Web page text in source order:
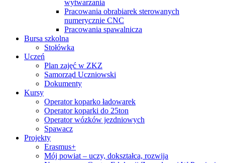
wytwarzania
Pracowania obrabiarek sterowanych
numerycznie CNC
Pracowania spawalnicza
Bursa szkolna
Stołówka
Uczeń
Plan zajęć w ZKZ
Samorząd Uczniowski
Dokumenty
Kursy
Operator koparko ładowarek
Operator koparki do 25ton
Operator wózków jezdniowych
Spawacz
Projekty
Erasmus+
Mój powiat – uczy, dokształca, rozwija